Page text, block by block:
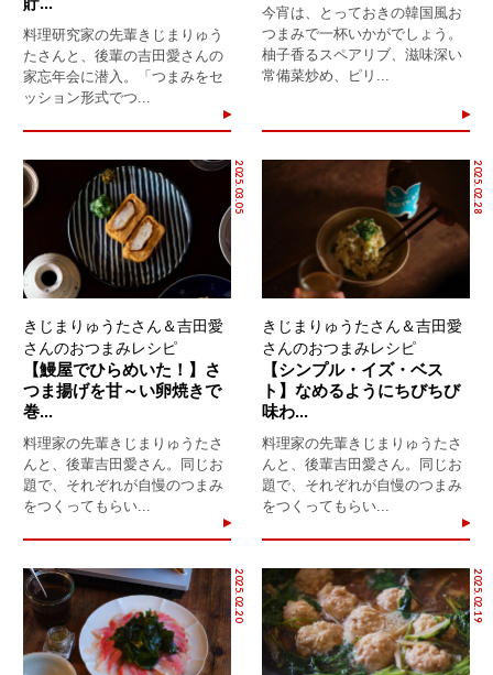
料理研究家の先輩きじまりゅう
たさんと、後輩の吉田愛さんの
家忘年会に潜入。「つまみをセ
ッション形式でつ...
今宵は、とっておきの韓国風お
つまみで一杯いかがでしょう。
柚子香るスペアリブ、滋味深い
常備菜炒め、ピリ...
2025.03.05
きじまりゅうたさん＆吉田愛
さんのおつまみレシピ
【鰻屋でひらめいた！】さ
つま揚げを甘～い卵焼きで
巻...
料理家の先輩きじまりゅうたさ
んと、後輩吉田愛さん。同じお
題で、それぞれが自慢のつまみ
をつくってもらい...
2025.02.28
きじまりゅうたさん＆吉田愛
さんのおつまみレシピ
【シンプル・イズ・ベス
ト】なめるようにちびちび
味わ...
料理家の先輩きじまりゅうたさ
んと、後輩吉田愛さん。同じお
題で、それぞれが自慢のつまみ
をつくってもらい...
2025.02.20 2025.02.19